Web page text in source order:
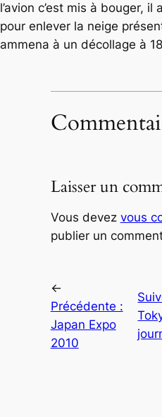
l’avion c’est mis à bouger,
pour enlever la neige
ammena à un décollage à
Laisser un
Vous devez vous
publier un
←
Précédente :
Japan Expo
2010